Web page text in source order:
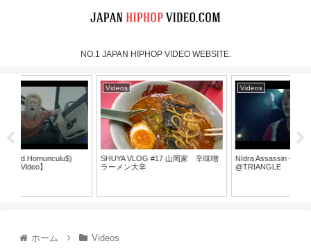
NO.1 JAPAN HIPHOP VIDEO WEBSITE.
Videos
SHUYA VLOG #17 山岡家 辛味噌
ラーメン大辛
Videos
NIdra Assassin – Live video
ホーム Videos